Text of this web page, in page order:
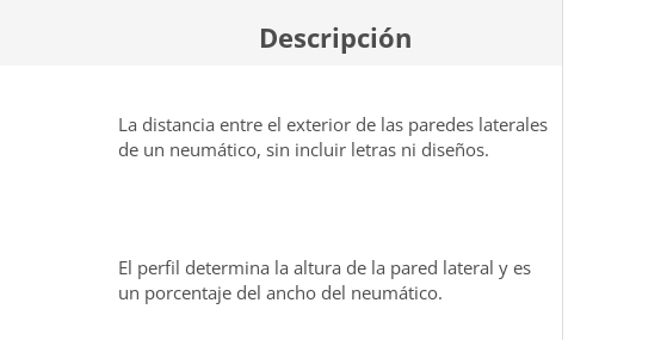
Descripción
La distancia entre el exterior de las paredes laterales
de un neumático, sin incluir letras ni diseños.
El perfil determina la altura de la pared lateral y es
un porcentaje del ancho del neumático.